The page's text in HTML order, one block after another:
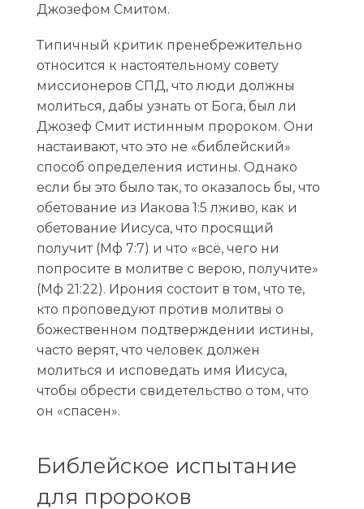
Джозефом Смитом.
Типичный критик пренебрежительно
относится к настоятельному совету
миссионеров СПД, что люди должны
молиться, дабы узнать от Бога, был ли
Джозеф Смит истинным пророком. Они
настаивают, что это не «библейский»
способ определения истины. Однако
если бы это было так, то оказалось бы, что
обетование из Иакова 1:5 лживо, как и
обетование Иисуса, что просящий
получит (Мф 7:7) и что «всё, чего ни
попросите в молитве с верою, получите»
(Мф 21:22). Ирония состоит в том, что те,
кто проповедуют против молитвы о
божественном подтверждении истины,
часто верят, что человек должен
молиться и исповедать имя Иисуса,
чтобы обрести свидетельство о том, что
он «спасен».
Библейское испытание
для пророков